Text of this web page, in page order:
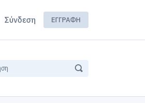
Σύνδεση ΕΓΓΡΑΦΉ